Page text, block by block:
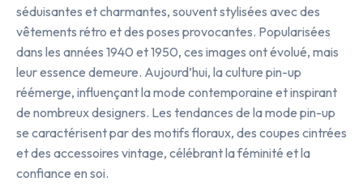
séduisantes et charmantes, souvent stylisées avec des
vêtements rétro et des poses provocantes. Popularisées
dans les années 1940 et 1950, ces images ont évolué, mais
leur essence demeure. Aujourd’hui, la culture pin-up
réémerge, influençant la mode contemporaine et inspirant
de nombreux designers. Les tendances de la mode pin-up
se caractérisent par des motifs floraux, des coupes cintrées
et des accessoires vintage, célébrant la féminité et la
confiance en soi.